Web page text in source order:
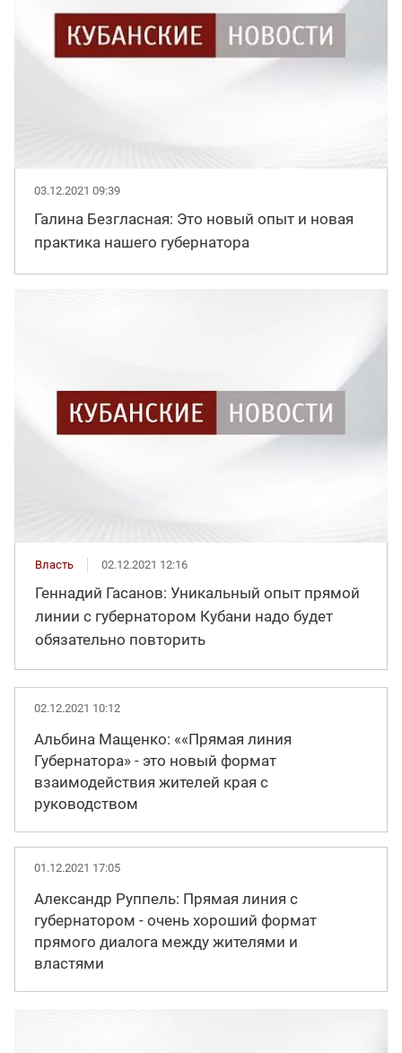
03.12.2021 09:39
Галина Безгласная: Это новый опыт и новая
практика нашего губернатора
Власть 02.12.2021 12:16
Геннадий Гасанов: Уникальный опыт прямой
линии с губернатором Кубани надо будет
обязательно повторить
02.12.2021 10:12
Альбина Мащенко: ««Прямая линия
Губернатора» - это новый формат
взаимодействия жителей края с
руководством
01.12.2021 17:05
Александр Руппель: Прямая линия с
губернатором - очень хороший формат
прямого диалога между жителями и
властями